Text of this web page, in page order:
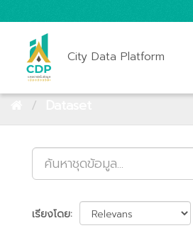
City Data Platform
เรียงโดย